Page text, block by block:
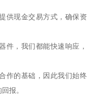
供现金交易方式，确保资
件，我们都能快速响应，
作的基础，因此我们始终
报。